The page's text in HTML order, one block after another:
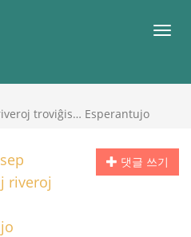
메
troviĝis… Esperantujo
댓글 쓰기
riveroj